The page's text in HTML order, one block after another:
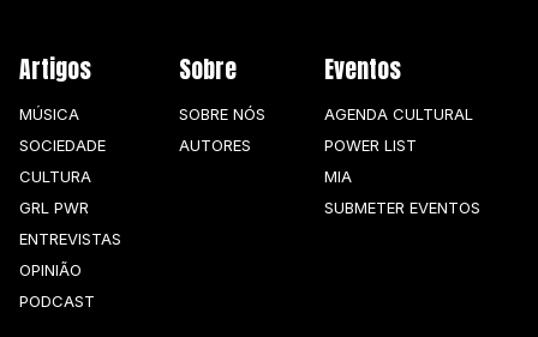
Artigos
MÚSICA
SOCIEDADE
CULTURA
GRL PWR
ENTREVISTAS
OPINIÃO
PODCAST
Sobre
SOBRE NÓS
AUTORES
Eventos
AGENDA CULTURAL
POWER LIST
MIA
SUBMETER EVENTOS